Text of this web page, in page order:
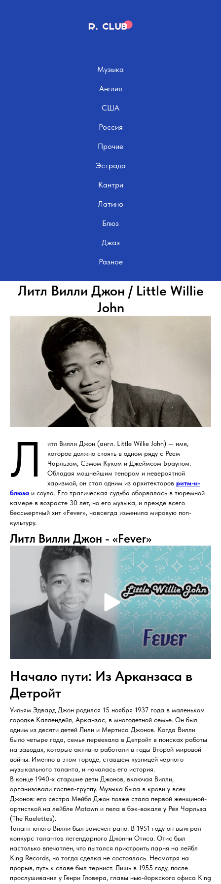
Музыка
Англия
США
Россия
Прочие
Эстрада
Кантри
Латино
Блюз
Джаз
Разное
Литл Вилли Джон / Little Willie
John
Л
итл Вилли Джон (англ. Little Willie John) — имя,
которое должно стоять в одном ряду с Реем
Чарльзом, Сэмом Куком и Джеймсом Брауном.
Обладая мощнейшим тенором и невероятной
харизмой, он стал одним из архитекторов ритм-н-
блюза и соула. Его трагическая судьба оборвалась в тюремной
камере в возрасте 30 лет, но его музыка, и прежде всего
бессмертный хит «Fever», навсегда изменила мировую поп-
культуру.
Литл Вилли Джон - «Fever»
Начало пути: Из Арканзаса в
Детройт
Уильям Эдвард Джон родился 15 ноября 1937 года в маленьком
городке Каллендейл, Арканзас, в многодетной семье. Он был
одним из десяти детей Лили и Мертиса Джонов. Когда Вилли
было четыре года, семья переехала в Детройт в поисках работы
на заводах, которые активно работали в годы Второй мировой
войны. Именно в этом городе, ставшем кузницей черного
музыкального таланта, и началась его история.
В конце 1940-х старшие дети Джонов, включая Вилли,
организовали госпел-группу. Музыка была в крови у всех
Джонов: его сестра Мейбл Джон позже стала первой женщиной-
артисткой на лейбле Motown и пела в бэк-вокале у Рея Чарльза
(The Raelettes).
Талант юного Вилли был замечен рано. В 1951 году он выиграл
конкурс талантов легендарного Джонни Отиса. Отис был
настолько впечатлен, что пытался пристроить парня на лейбл
King Records, но тогда сделка не состоялась. Несмотря на
прорыв, путь к славе был тернист. Лишь в 1955 году, после
прослушивания у Генри Гловера, главы нью-йоркского офиса King